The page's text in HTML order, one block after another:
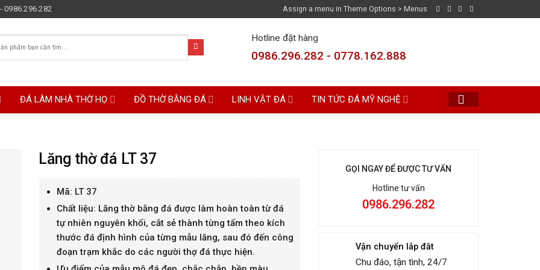
0986.296.282 Assign a menu in Theme Options > Menus
Hotline đặt hàng
0986.296.282 - 0778.162.888
ĐÁ LÀM NHÀ THỜ HỌ ĐỒ THỜ BẰNG ĐÁ LINH VẬT ĐÁ TIN TỨC ĐÁ MỸ NGHỆ
Lăng thờ đá LT 37
Mã: LT 37
Chất liệu: Lăng thờ bằng đá được làm hoàn toàn từ đá
tự nhiên nguyên khối, cắt sẻ thành từng tấm theo kích
thước đá định hình của từng mẫu lăng, sau đó đến công
đoạn trạm khắc do các người thợ đá thực hiện.
GỌI NGAY ĐỂ ĐƯỢC TƯ VẤN
Hotline tư vấn
0986.296.282
Vận chuyển lắp đăt
Chu đáo, tận tình, 24/7